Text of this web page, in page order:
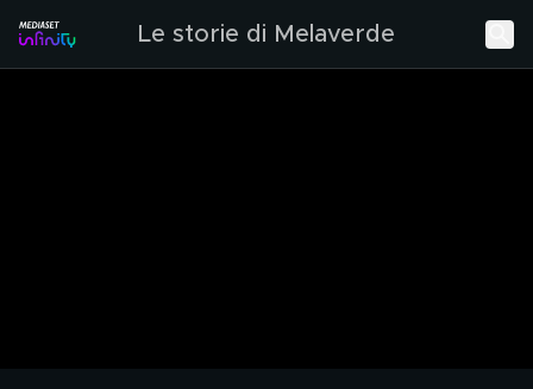
Le storie di Melaverde